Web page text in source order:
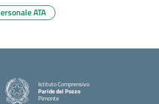
ATA
Istituto Comprensivo
Paride del Pozzo
Pimonte